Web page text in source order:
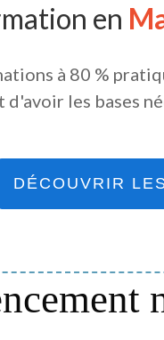
en
à 80 %
les bases
DÉCOUVRIR